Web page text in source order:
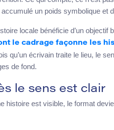
accumulé un poids symbolique et
locale bénéficie d’un
le cadrage façonne les
qu’un écrivain traite le lieu, le
de fond.
le sens est clair
histoire est visible, le format